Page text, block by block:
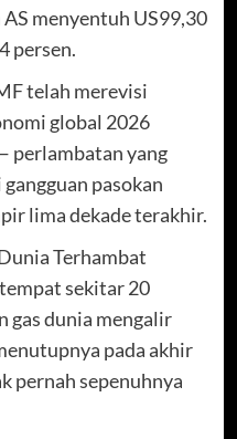
menyentuh US99,30
persen.
telah merevisi
global 2026
perlambatan yang
pasokan
lima dekade terakhir.
Terhambat
sekitar 20
gas dunia mengalir
pada akhir
pernah sepenuhnya